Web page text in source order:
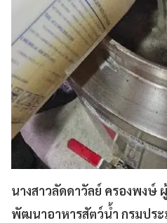
นางสาวลัดดาวัลย์ ครองพงษ์
พัฒนาอาหารสัตว์น้ำ กรมประ